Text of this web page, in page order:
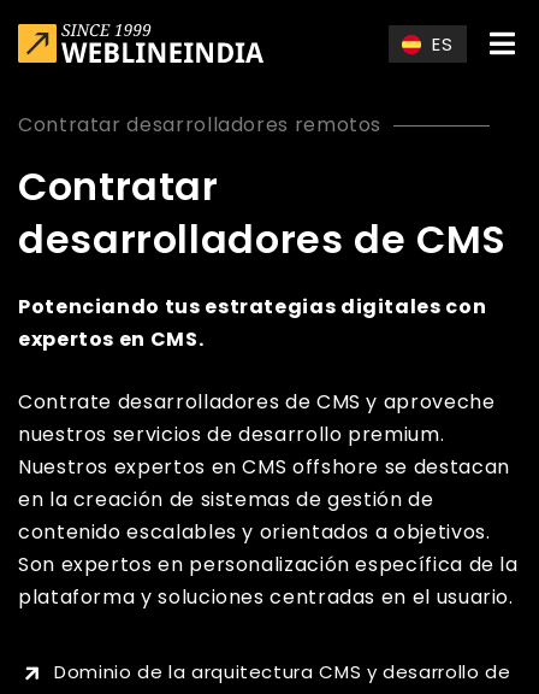
ES
Contratar desarrolladores remotos
Contratar
desarrolladores de CMS
Potenciando tus estrategias digitales con
expertos en CMS.
Contrate desarrolladores de CMS y aproveche
nuestros servicios de desarrollo premium.
Nuestros expertos en CMS offshore se destacan
en la creación de sistemas de gestión de
contenido escalables y orientados a objetivos.
Son expertos en personalización específica de la
plataforma y soluciones centradas en el usuario.
Dominio de la arquitectura CMS y desarrollo de